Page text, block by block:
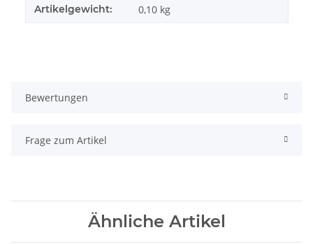
Artikelgewicht: 0,10 kg
Bewertungen
Frage zum Artikel
Ähnliche Artikel